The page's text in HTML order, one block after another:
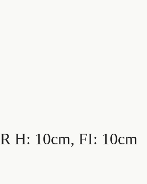
H: 10cm, FI: 10cm